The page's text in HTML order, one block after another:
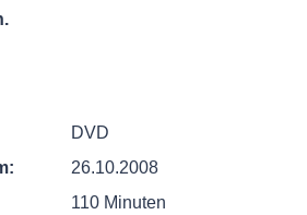
DVD
26.10.2008
110 Minuten